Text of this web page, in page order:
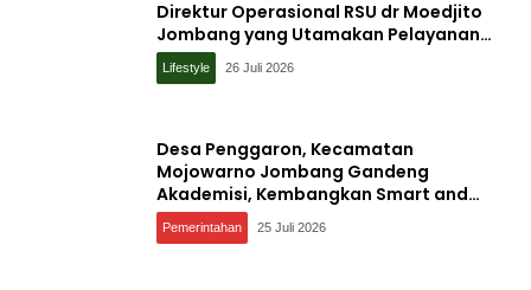
Direktur Operasional RSU dr Moedjito
Jombang yang Utamakan Pelayanan
Ilmiah
Lifestyle 26 Juli 2026
Desa Penggaron, Kecamatan
Mojowarno Jombang Gandeng
Akademisi, Kembangkan Smart and
Sustainable Village, Ini Tujuannya
Pemerintahan 25 Juli 2026